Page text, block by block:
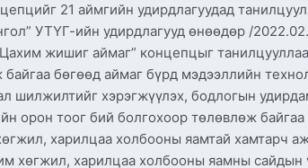
21 аймгийн удирдлагуудад
УТҮГ-ийн удирдлагууд өнөөдөр /
жишиг аймаг” концепцыг
бөгөөд аймаг бүрд мэдээллийн
шилжилтийг хэрэгжүүлэх, бодлогын
орон тоог бий болгохоор төлөвлөж байгаа
харилцаа холбооны яамтай хамтарч
хөгжил, харилцаа холбооны яамны сайдын